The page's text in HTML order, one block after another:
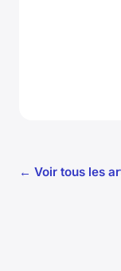
← Voir tous les